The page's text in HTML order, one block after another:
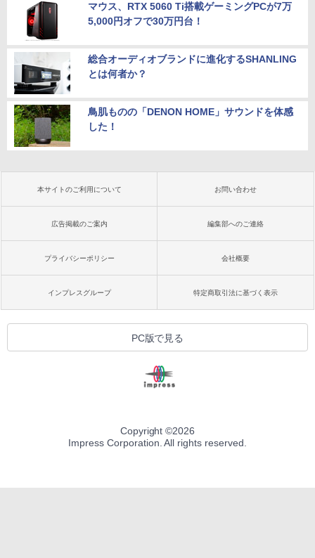
マウス、RTX 5060 Ti搭載ゲーミングPCが7万
5,000円オフで30万円台！
総合オーディオブランドに進化するSHANLING
とは何者か？
鳥肌ものの「DENON HOME」サウンドを体感
した！
本サイトのご利用について お問い合わせ
広告掲載のご案内 編集部へのご連絡
プライバシーポリシー 会社概要
インプレスグループ 特定商取引法に基づく表示
PC版で見る
Copyright ©2026
Impress Corporation. All rights reserved.